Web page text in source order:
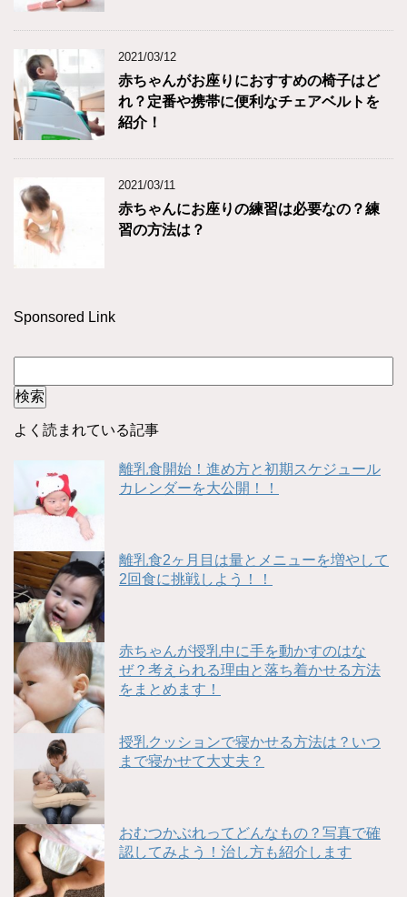
2021/03/12
赤ちゃんがお座りにおすすめの椅子はど
れ？定番や携帯に便利なチェアベルトを
紹介！
2021/03/11
赤ちゃんにお座りの練習は必要なの？練
習の方法は？
Sponsored Link
よく読まれている記事
離乳食開始！進め方と初期スケジュール
カレンダーを大公開！！
離乳食2ヶ月目は量とメニューを増やして
2回食に挑戦しよう！！
赤ちゃんが授乳中に手を動かすのはな
ぜ？考えられる理由と落ち着かせる方法
をまとめます！
授乳クッションで寝かせる方法は？いつ
まで寝かせて大丈夫？
おむつかぶれってどんなもの？写真で確
認してみよう！治し方も紹介します